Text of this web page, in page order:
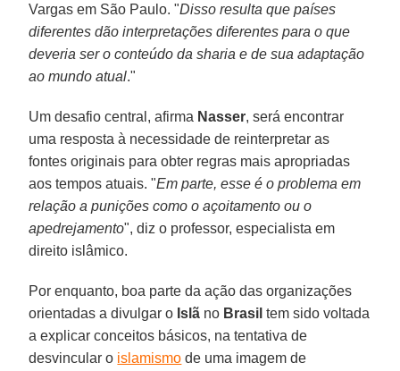
Vargas em São Paulo. "Disso resulta que países
diferentes dão interpretações diferentes para o que
deveria ser o conteúdo da sharia e de sua adaptação
ao mundo atual."
Um desafio central, afirma Nasser, será encontrar
uma resposta à necessidade de reinterpretar as
fontes originais para obter regras mais apropriadas
aos tempos atuais. "Em parte, esse é o problema em
relação a punições como o açoitamento ou o
apedrejamento", diz o professor, especialista em
direito islâmico.
Por enquanto, boa parte da ação das organizações
orientadas a divulgar o Islã no Brasil tem sido voltada
a explicar conceitos básicos, na tentativa de
desvincular o islamismo de uma imagem de